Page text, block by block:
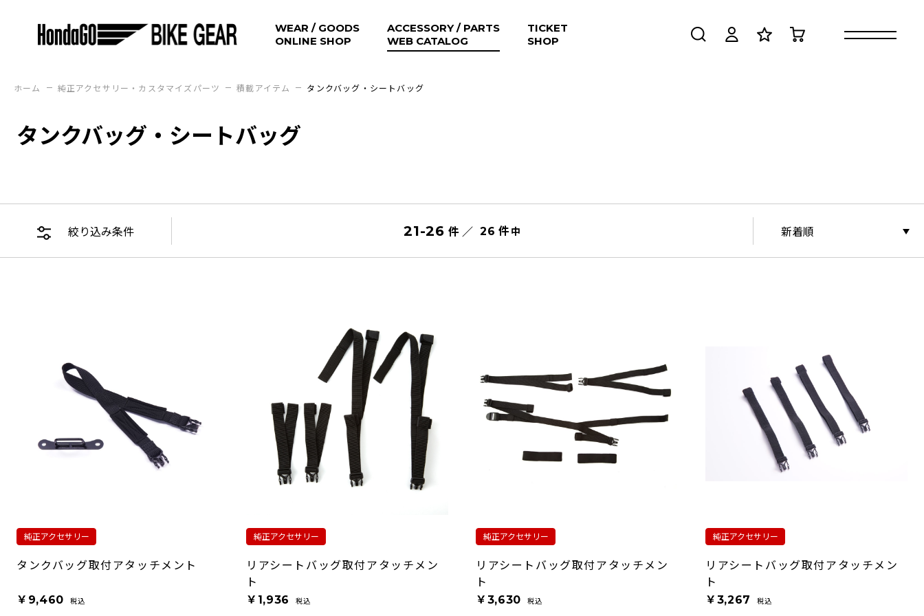
WEAR / GOODS
ONLINE SHOP
ACCESSORY / PARTS
WEB CATALOG
TICKET
SHOP
検索 ログイン お気に入り
ホーム 純正アクセサリー・カスタマイズパーツ 積載アイテム タンクバッグ・シートバッグ
タンクバッグ・シートバッグ
絞り込み条件 21-26 件 ／ 26 件中
純正アクセサリー
タンクバッグ取付アタッチメント
￥9,460 税込
純正アクセサリー
リアシートバッグ取付アタッチメン
ト
￥1,936 税込
純正アクセサリー
リアシートバッグ取付アタッチメン
ト
￥3,630 税込
純正アクセサリー
リアシートバッグ取付アタッチメン
ト
￥3,267 税込